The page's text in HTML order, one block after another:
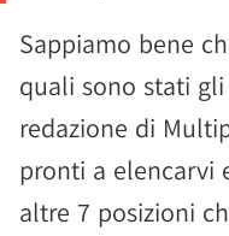
Sappiamo bene
quali sono stati
redazione di
pronti a elencarvi
altre 7 posizioni